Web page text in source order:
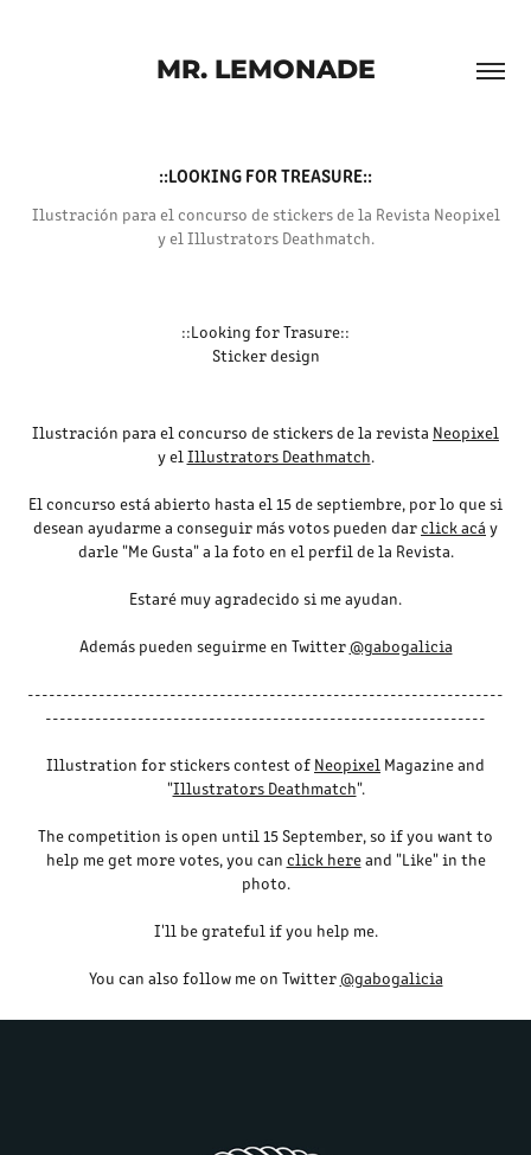
MR. LEMONADE
::LOOKING FOR TREASURE::
Ilustración para el concurso de stickers de la Revista Neopixel
y el Illustrators Deathmatch.
::Looking for Trasure::
Sticker design
Ilustración para el concurso de stickers de la revista Neopixel
y elIllustrators Deathmatch.
El concurso está abierto hasta el 15 de septiembre, por lo que si
desean ayudarme a conseguir más votos pueden darclick acá y
darle "Me Gusta" a la foto en el perfil de la Revista.
Estaré muy agradecido si me ayudan.
Además pueden seguirme en Twitter@gabogalicia
-------------------------------------------------------------------
--------------------------------------------------------------
Illustration for stickers contest of Neopixel Magazine and
"Illustrators Deathmatch".
The competition is open until 15 September, so if you want to
help me get more votes, you can click hereand "Like" in the
photo.
I'll be grateful if you help me.
You can also follow me on Twitter@gabogalicia